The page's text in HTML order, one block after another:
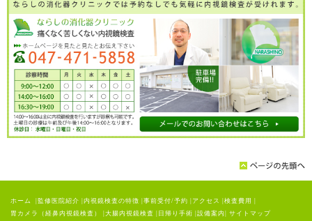
ホーム 監修医院紹介 内視鏡検査の特徴 事前受付/予約 アクセス 検査費用
胃カメラ（経鼻内視鏡検査）
大腸内視鏡検査 日帰り手術 設備案内 サイトマップ